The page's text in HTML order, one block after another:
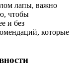
лапы, важно
чтобы
и без
которые